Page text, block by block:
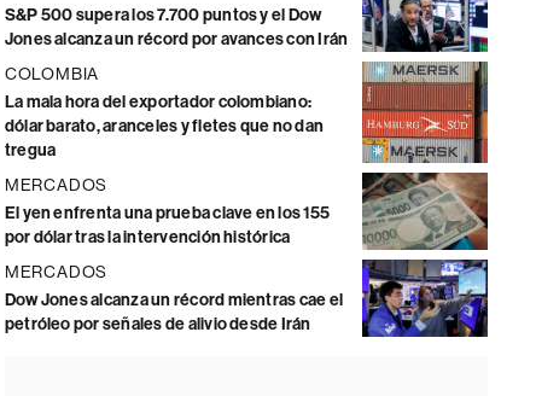
S&P 500 supera los 7.700 puntos y el Dow
Jones alcanza un récord por avances con Irán
COLOMBIA
La mala hora del exportador colombiano:
dólar barato, aranceles y fletes que no dan
tregua
MERCADOS
El yen enfrenta una prueba clave en los 155
por dólar tras la intervención histórica
MERCADOS
Dow Jones alcanza un récord mientras cae el
petróleo por señales de alivio desde Irán